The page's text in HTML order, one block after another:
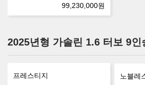
99,230,000원
2025년형 가솔린 1.6 터보 9인
프레스티지 노블레